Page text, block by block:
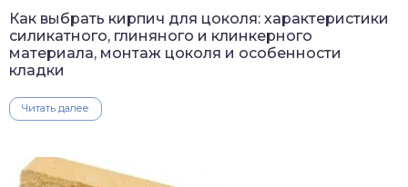
Как выбрать кирпич для цоколя: характеристики
силикатного, глиняного и клинкерного
материала, монтаж цоколя и особенности
кладки
Читать далее